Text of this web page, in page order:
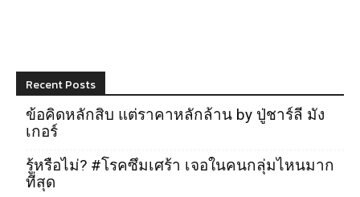
Recent Posts
ข้อคิดหลักสิบ แต่ราคาหลักล้าน by ปู่ชาร์ลี มัง
เกอร์
รู้หรือไม่? #โรคซึมเศร้า เจอในคนกลุ่มไหนมาก
ที่สุด